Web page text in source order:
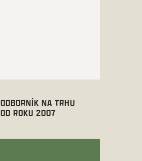
ODBORNÍK NA TRHU
OD ROKU 2007